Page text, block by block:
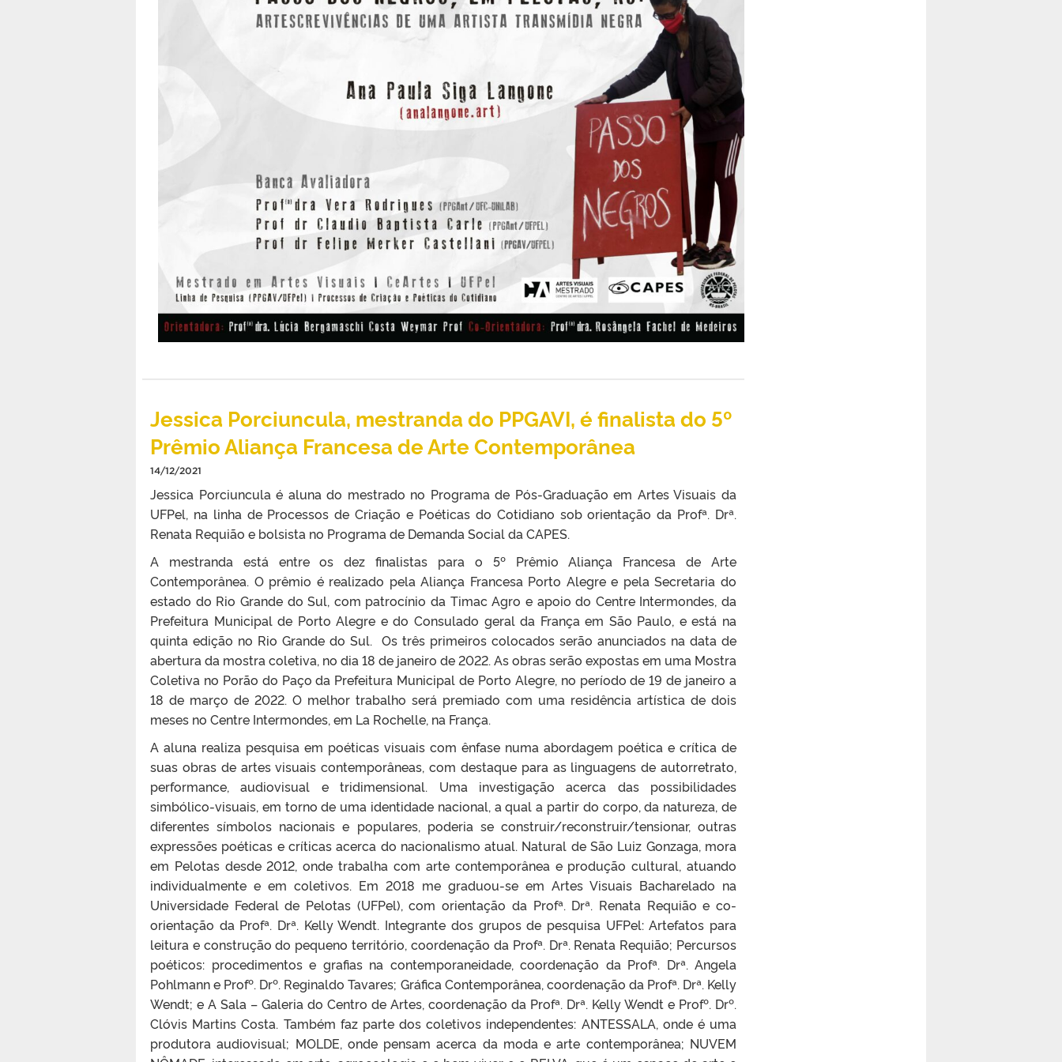
Jessica Porciuncula, mestranda do PPGAVI, é finalista do 5º
Prêmio Aliança Francesa de Arte Contemporânea
14/12/2021
Jessica Porciuncula é aluna do mestrado no Programa de Pós-Graduação em Artes Visuais da
UFPel, na linha de Processos de Criação e Poéticas do Cotidiano sob orientação da Profª. Drª.
Renata Requião e bolsista no Programa de Demanda Social da CAPES.
A mestranda está entre os dez finalistas para o 5º Prêmio Aliança Francesa de Arte
Contemporânea. O prêmio é realizado pela Aliança Francesa Porto Alegre e pela Secretaria do
estado do Rio Grande do Sul, com patrocínio da Timac Agro e apoio do Centre Intermondes, da
Prefeitura Municipal de Porto Alegre e do Consulado geral da França em São Paulo, e está na
quinta edição no Rio Grande do Sul. Os três primeiros colocados serão anunciados na data de
abertura da mostra coletiva, no dia 18 de janeiro de 2022. As obras serão expostas em uma Mostra
Coletiva no Porão do Paço da Prefeitura Municipal de Porto Alegre, no período de 19 de janeiro a
18 de março de 2022. O melhor trabalho será premiado com uma residência artística de dois
meses no Centre Intermondes, em La Rochelle, na França.
A aluna realiza pesquisa em poéticas visuais com ênfase numa abordagem poética e crítica de
suas obras de artes visuais contemporâneas, com destaque para as linguagens de autorretrato,
performance, audiovisual e tridimensional. Uma investigação acerca das possibilidades
simbólico-visuais, em torno de uma identidade nacional, a qual a partir do corpo, da natureza, de
diferentes símbolos nacionais e populares, poderia se construir/reconstruir/tensionar, outras
expressões poéticas e críticas acerca do nacionalismo atual. Natural de São Luiz Gonzaga, mora
em Pelotas desde 2012, onde trabalha com arte contemporânea e produção cultural, atuando
individualmente e em coletivos. Em 2018 me graduou-se em Artes Visuais Bacharelado na
Universidade Federal de Pelotas (UFPel), com orientação da Profª. Drª. Renata Requião e co-
orientação da Profª. Drª. Kelly Wendt. Integrante dos grupos de pesquisa UFPel: Artefatos para
leitura e construção do pequeno território, coordenação da Profª. Drª. Renata Requião; Percursos
poéticos: procedimentos e grafias na contemporaneidade, coordenação da Profª. Drª. Angela
Pohlmann e Profº. Drº. Reginaldo Tavares; Gráfica Contemporânea, coordenação da Profª. Drª. Kelly
Wendt; e A Sala – Galeria do Centro de Artes, coordenação da Profª. Drª. Kelly Wendt e Profº. Drº.
Clóvis Martins Costa. Também faz parte dos coletivos independentes: ANTESSALA, onde é uma
produtora audiovisual; MOLDE, onde pensam acerca da moda e arte contemporânea; NUVEM